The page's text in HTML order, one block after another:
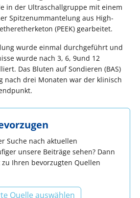
in der Ultraschallgruppe mit einem
Spitzenummantelung aus High-
(PEEK) gearbeitet.
wurde einmal durchgeführt und
wurde nach 3, 6, 9und 12
Das Bluten auf Sondieren (BAS)
nach drei Monaten war der klinisch
Suche nach aktuellen
unsere Beiträge sehen? Dann
Ihren bevorzugten Quellen
Quelle auswählen